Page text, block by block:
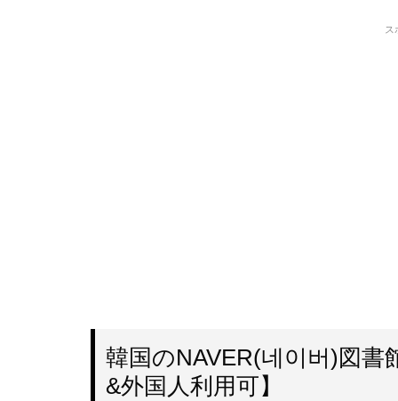
ス
韓国のNAVER(네이버)図
&外国人利用可】